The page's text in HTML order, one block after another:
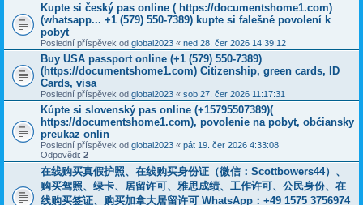
Kupte si český pas online ( https://documentshome1.com)
(whatsapp... +1 (579) 550-7389) kupte si falešné povolení k
pobyt
Poslední příspěvek od global2023 « ned 28. čer 2026 14:39:12
Buy USA passport online (+1 (579) 550-7389)
(https://documentshome1.com) Citizenship, green cards, ID
Cards, visa
Poslední příspěvek od global2023 « sob 27. čer 2026 11:17:31
Kúpte si slovenský pas online (+15795507389)(
https://documentshome1.com), povolenie na pobyt, občiansky
preukaz onlin
Poslední příspěvek od global2023 « pát 19. čer 2026 4:33:08
Odpovědi: 2
在线购买真假护照、在线购买身份证（微信：Scottbowers44）、
购买驾照、绿卡、居留许可、雅思成绩、工作许可、公民身份、在
线购买签证、购买加拿大居留许可 WhatsApp：+49 1575 3756974